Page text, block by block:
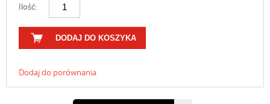
Ilość:
DODAJ DO KOSZYKA
Dodaj do porównania